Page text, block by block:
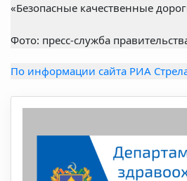
«Безопасные качественные
Фото: пресс-служба
По информации сайта РИА